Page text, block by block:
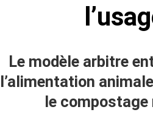
Le modèle arbitre
l’alimentation
le